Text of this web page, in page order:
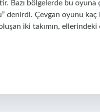
Bazı bölgelerde bu oyuna
denirdi. Çevgan oyunu kaç
iki takımın, ellerindeki